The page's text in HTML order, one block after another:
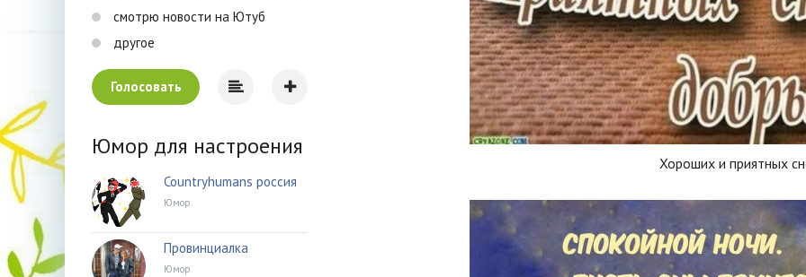
Хороших и приятных
смотрю новости на Ютуб
другое
Голосовать
Юмор для настроения
Countryhumans россия
Юмор
Провинциалка
Юмор